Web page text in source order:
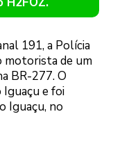
191, a Polícia
motorista de um
BR-277. O
Iguaçu e foi
Iguaçu, no